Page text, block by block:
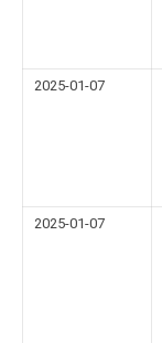
2025-01-07
2025-01-07